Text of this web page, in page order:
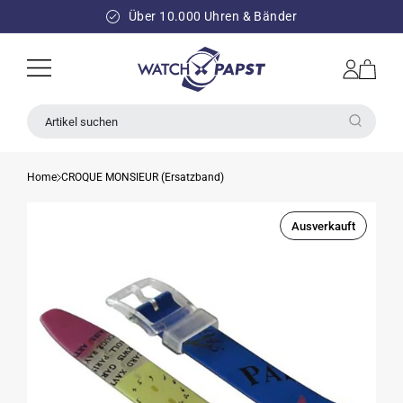
INHALT
Über 10.000 Uhren & Bänder
Einloggen
Warenkorb
Artikel suchen
Home CROQUE MONSIEUR (Ersatzband)
Ausverkauft